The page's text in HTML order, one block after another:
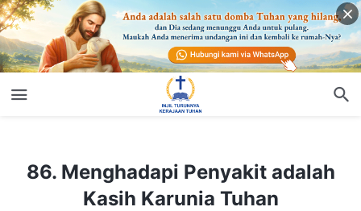
86. Menghadapi Penyakit adalah Kasih Karunia Tuhan
86. Menghadapi Penyakit adalah
Kasih Karunia Tuhan